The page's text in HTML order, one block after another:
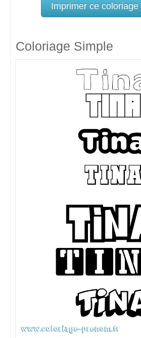
Imprimer ce coloriage
Coloriage Simple